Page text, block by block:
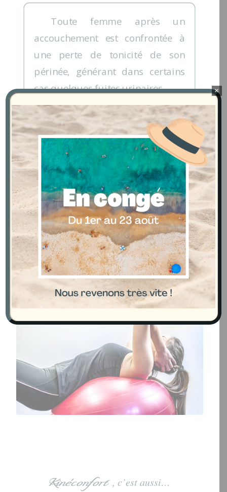
Toute femme après un
accouchement est confrontée à
une perte de tonicité de son
périnée, générant dans certains
cas quelques fuites urinaires.
Kinéconfort adopte la
méthode Kegel pour un résultat
sûr et accessible.
Tarifs
KINÉ PÉRINÉALE
1 SÉANCE 200.00 Dhs
10 SÉANCES (FORFAITS*) 1700.00 Dhs
Kinéconfort , c’est aussi…
×